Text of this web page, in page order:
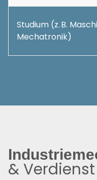
Studium (z. B.
Mechatronik)
& Verdienst